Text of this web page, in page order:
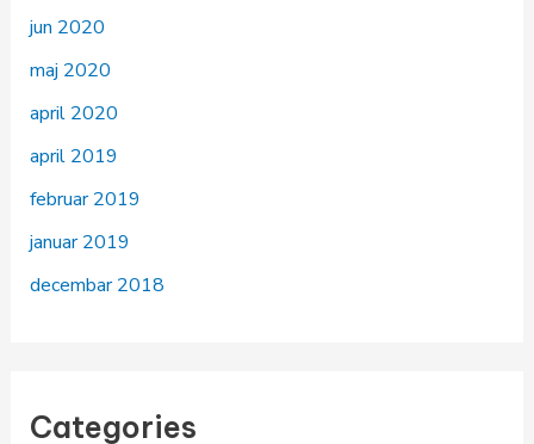
jun 2020
maj 2020
april 2020
april 2019
februar 2019
januar 2019
decembar 2018
Categories